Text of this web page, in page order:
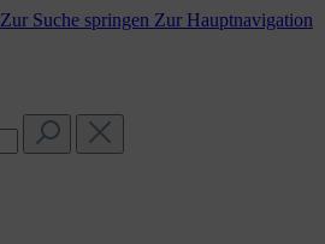
Zur Suche springen Zur Hauptnavigation